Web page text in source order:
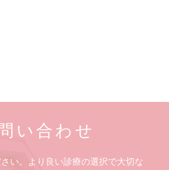
い合わせ
い。より良い診療の選択で大切な